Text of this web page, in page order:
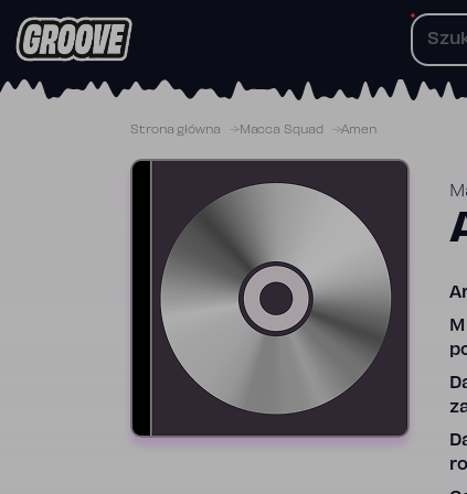
Przejdź
do
treści
Strona główna Macca Squad Amen